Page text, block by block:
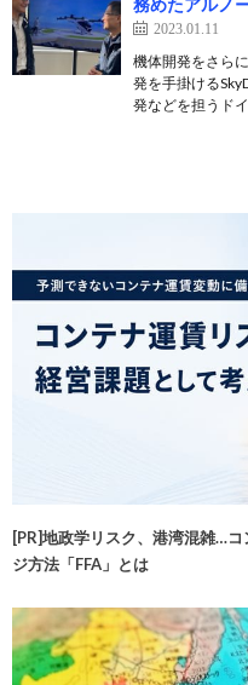
務めたアルノ
2023.01.11
機体開発をさら
発を手掛ける
発などを担うド
[PR]地政学リスク、港湾混雑…
ジ方法「FFA」とは